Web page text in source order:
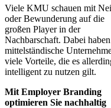
Viele KMU schauen mit
oder Bewunderung auf die
großen Player in der
Nachbarschaft. Dabei haben
mittelständische
viele Vorteile, die es
intelligent zu nutzen gilt.
Mit Employer Branding
optimieren Sie nachhaltig